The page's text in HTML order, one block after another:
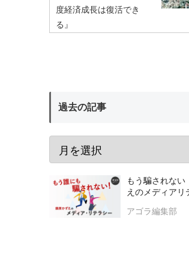
度経済成長は復活でき
る』
過去の記事
もう騙されな
えのメディアリ
アゴラ編集部